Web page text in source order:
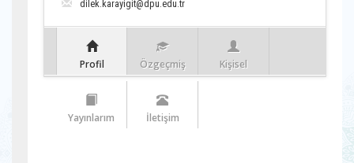
dilek.karayigit@dpu.edu.tr
Profil Özgeçmiş Kişisel
Yayınlarım İletişim